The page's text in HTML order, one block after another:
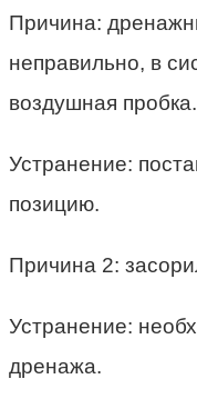
Причина:
неправильно, в
воздушная пробка.
Устранение:
позицию.
Причина 2:
Устранение:
дренажа.